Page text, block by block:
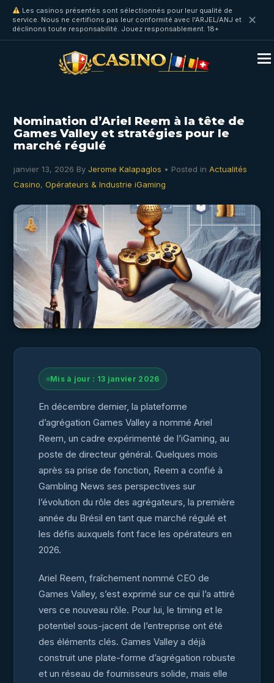
Les casinos présentés sont sélectionnés pour leur qualité de
service. Nous ne certifions pas leur conformité avec l'ARJEL/ANJ et
déclinons toute responsabilité. Jouez responsablement. 18+
✕
Nomination d’Ariel Reem à la tête de
Games Valley et stratégies pour le
marché régulé
janvier 13, 2026 By Jerome Kalapaglos • Posted in Actualités
Casino, Opérateurs & Industrie iGaming
Mis à jour : 13 janvier 2026
En décembre dernier, la plateforme
d’agrégation Games Valley a nommé Ariel
Reem, un cadre expérimenté de l’iGaming, au
poste de directeur général. Quelques mois
après sa prise de fonction, Reem a confié à
Gambling News ses perspectives sur
l’évolution du rôle des agrégateurs, la première
année du Brésil en tant que marché régulé et
les défis auxquels font face les opérateurs en
2026.
Ariel Reem, fraîchement nommé CEO de
Games Valley, s’est exprimé sur ce qui l’a attiré
vers ce nouveau rôle. Pour lui, le timing et le
potentiel sous-jacent de l’entreprise ont été
des éléments clés. Games Valley a déjà
construit une plate-forme d’agrégation robuste
et un réseau de fournisseurs solide, mais elle